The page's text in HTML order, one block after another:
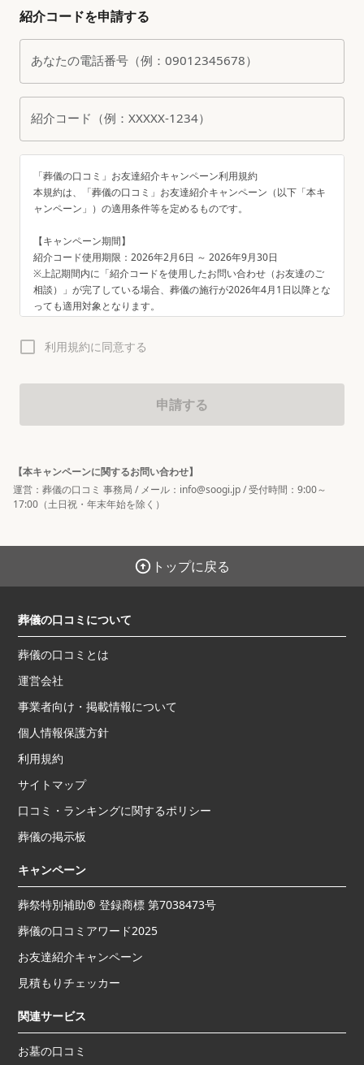
紹介コードを申請する
あなたの電話番号（例：09012345678）
紹介コード（例：XXXXX-1234）
「葬儀の口コミ」お友達紹介キャンペーン利用規約
本規約は、「葬儀の口コミ」お友達紹介キャンペーン（以下「本キ
ャンペーン」）の適用条件等を定めるものです。
【キャンペーン期間】
紹介コード使用期限：2026年2月6日 ～ 2026年9月30日
※上記期間内に「紹介コードを使用したお問い合わせ（お友達のご
相談）」が完了している場合、葬儀の施行が2026年4月1日以降とな
っても適用対象となります。
限ります）
紹介元様・お友達の双方へ、それぞれAmazonギフト券2,000円分
紹介元（あなた）：
①  過去に「葬儀の口コミ」経由で対象葬儀社へお問い合わせのう
配布を受けていること。
ドを入力のうえ、お問い合わせを完了していること。
だいていること。
③  上記お問い合わせした対象葬儀社にて葬儀を施行いただいている
こと。
※紹介元様への特典付与も、当社にてお友達の葬儀施行の完了が確
認できた後となります。
【紹介コードについて】
紹介コードは、当社よりメール・SMS等にて対象の紹介元様へ個別
に配布いたします。
1つの紹介コードは複数のお友達にご利用いただけます。紹介人数
紹介コードは、お友達への直接のご案内のみにご使用ください。不
【対象葬儀社】
「葬儀の口コミ」に掲載されている提携葬儀社すべて
【対象外となる場合】
以下のいずれかに該当する場合は、キャンペーン対象外となりま
・当社より紹介コードの配布を受けていない方が紹介元となってい
・紹介元、お友達が、紹介コード使用以前に対象葬儀社へ相談済
み、または会員登録済みの方
・病院・施設・警察等からの紹介でご利用の方
利用規約に同意する
申請する
【本キャンペーンに関するお問い合わせ】
運営：葬儀の口コミ 事務局 / メール：info@soogi.jp / 受付時間：9:00～
17:00（土日祝・年末年始を除く）
トップに戻る
葬儀の口コミについて
葬儀の口コミとは
運営会社
事業者向け・掲載情報について
個人情報保護方針
利用規約
サイトマップ
口コミ・ランキングに関するポリシー
葬儀の掲示板
キャンペーン
葬祭特別補助® 登録商標 第7038473号
葬儀の口コミアワード2025
お友達紹介キャンペーン
見積もりチェッカー
関連サービス
お墓の口コミ